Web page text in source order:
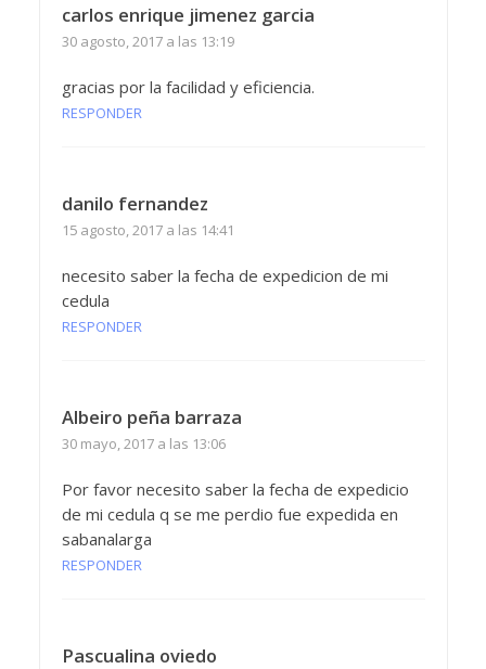
carlos enrique jimenez garcia
30 agosto, 2017 a las 13:19
gracias por la facilidad y eficiencia.
RESPONDER
danilo fernandez
15 agosto, 2017 a las 14:41
necesito saber la fecha de expedicion de mi
cedula
RESPONDER
Albeiro peña barraza
30 mayo, 2017 a las 13:06
Por favor necesito saber la fecha de expedicio
de mi cedula q se me perdio fue expedida en
sabanalarga
RESPONDER
Pascualina oviedo